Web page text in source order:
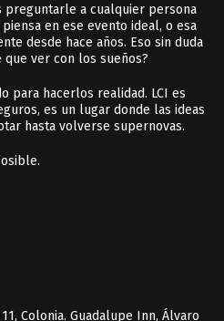
preguntarle a cualquier persona
en ese evento ideal, o esa
desde hace años. Eso sin duda
que ver con los sueños?
para hacerlos realidad. LCI es
es un lugar donde las ideas
hasta volverse supernovas.
Colonia. Guadalupe Inn, Álvaro